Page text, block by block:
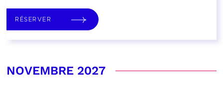
RÉSERVER
NOVEMBRE 2027